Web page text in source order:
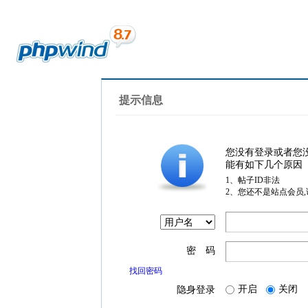
提示信息
您没有登录或者您
能有如下几个原因
1、帖子ID非法
2、您还不是站点会员
密 码
找回密码
隐身登录 开启 关闭